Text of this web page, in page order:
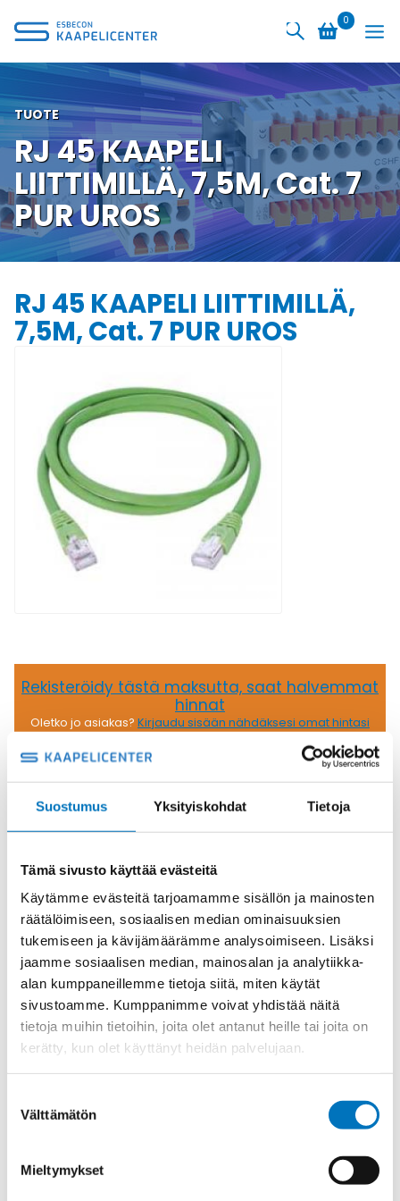
Suostumus Yksityiskohdat Tietoja
Tämä sivusto käyttää evästeitä
Käytämme evästeitä tarjoamamme sisällön ja mainosten
räätälöimiseen, sosiaalisen median ominaisuuksien
tukemiseen ja kävijämäärämme analysoimiseen. Lisäksi
jaamme sosiaalisen median, mainosalan ja analytiikka-
alan kumppaneillemme tietoja siitä, miten käytät
sivustoamme. Kumppanimme voivat yhdistää näitä
tietoja muihin tietoihin, joita olet antanut heille tai joita on
kerätty, kun olet käyttänyt heidän palvelujaan.
valinta
Välttämätön
Mieltymykset
sisältöön
0
TUOTE
RJ 45 KAAPELI
LIITTIMILLÄ, 7,5M, Cat. 7
PUR UROS
RJ 45 KAAPELI LIITTIMILLÄ,
7,5M, Cat. 7 PUR UROS
Rekisteröidy tästä maksutta, saat halvemmat
hinnat
Oletko jo asiakas? Kirjaudu sisään nähdäksesi omat hintasi
150,61€/ kpl(alv 0)
RJ
45
LIITTIMILLÄ,
Cat.
7
PUR
UROS
TuotekoodiCW7.5J2M87
Osasto
Dataliittimet, ILME -moninapaliittimet
Valmiskaapeli
Toimitusaika: 1-7 päivää
Toimituskulut 35kg:n asti 25€.
Yli 35kg:n toimituskulut toteutuneiden kulujen mukaan.
Uros/Naaras
Uros